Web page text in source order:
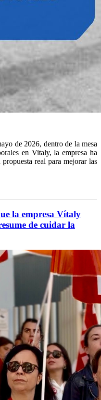
de 2026, dentro de la mesa
en Vitaly, la empresa ha
real para mejorar las
la empresa Vítaly
de cuidar la